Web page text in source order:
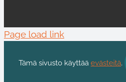
Page load link
Tämä sivusto käyttää evästeitä.